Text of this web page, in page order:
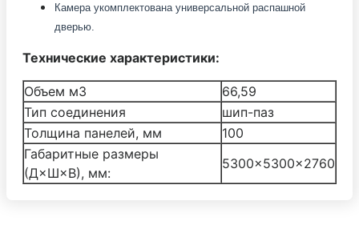
Камера укомплектована универсальной распашной
дверью.
Технические характеристики:
Объем м3
66,59
Тип соединения
шип-паз
Толщина панелей, мм
100
Габаритные размеры
(Д×Ш×В), мм:
5300×5300×2760